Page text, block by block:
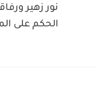
الحكم على